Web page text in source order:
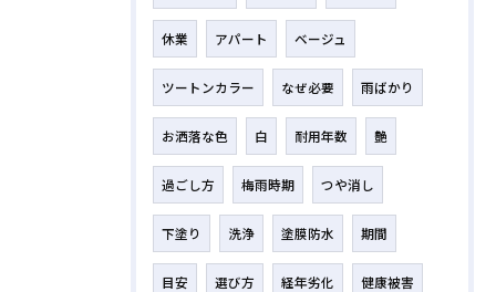
休業 アパート ベージュ
ツートンカラー なぜ必要 雨ばかり
お洒落な色 白 耐用年数 艶
過ごし方 梅雨時期 つや消し
下塗り 洗浄 塗膜防水 期間
目安 選び方 経年劣化 健康被害